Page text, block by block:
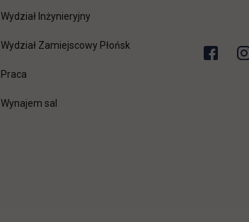
Wydział Inżynieryjny
Wydział Zamiejscowy Płońsk
Pracalink otwiera się w nowej karcie
Wynajem sal